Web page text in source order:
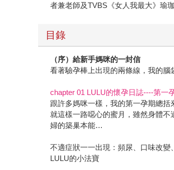
者兼老師及TVBS《女人我最大》瑜
目錄
（序）給新手媽咪的一封信
看著驗孕棒上出現的兩條線，我的腦
chapter 01 LULU的懷孕日誌----第一
跟許多媽咪一樣，我的第一孕期總
就這樣一路噁心的蜜月，雖然身體
婦的築巢本能…
不適症狀一一出現：頻尿、口味改
LULU的小法寶